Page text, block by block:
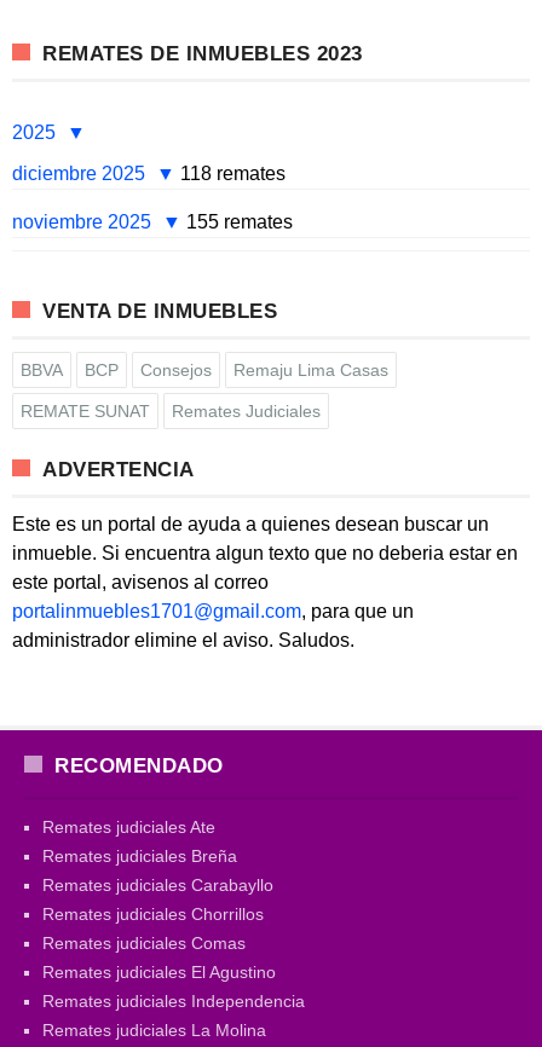
REMATES DE INMUEBLES 2023
2025
diciembre 2025
118 remates
noviembre 2025 155 remates
VENTA DE INMUEBLES
BBVA BCP Consejos Remaju Lima Casas
REMATE SUNAT Remates Judiciales
ADVERTENCIA
Este es un portal de ayuda a quienes desean buscar un
inmueble. Si encuentra algun texto que no deberia estar en
este portal, avisenos al correo
portalinmuebles1701@gmail.com, para que un
administrador elimine el aviso. Saludos.
RECOMENDADO
Remates judiciales Ate
Remates judiciales Breña
Remates judiciales Carabayllo
Remates judiciales Chorrillos
Remates judiciales Comas
Remates judiciales El Agustino
Remates judiciales Independencia
Remates judiciales La Molina